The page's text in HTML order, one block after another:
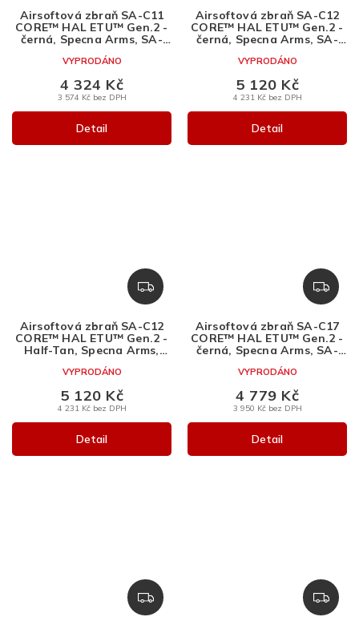
R
M
Airsoftová zbraň SA-C11
CORE™ HAL ETU™ Gen.2 -
černá, Specna Arms, SA-
VYPRODÁNO
3 574 Kč bez DPH
4 324 Kč
Detail
R
M
Airsoftová zbraň SA-C12
CORE™ HAL ETU™ Gen.2 -
černá, Specna Arms, SA-
VYPRODÁNO
4 231 Kč bez DPH
5 120 Kč
Detail
Z
D
R
M
Airsoftová zbraň SA-C12
CORE™ HAL ETU™ Gen.2 -
Half-Tan, Specna Arms,
VYPRODÁNO
4 231 Kč bez DPH
5 120 Kč
Detail
Z
D
R
M
Airsoftová zbraň SA-C17
CORE™ HAL ETU™ Gen.2 -
černá, Specna Arms, SA-
VYPRODÁNO
3 950 Kč bez DPH
4 779 Kč
Detail
Z
D
Z
D